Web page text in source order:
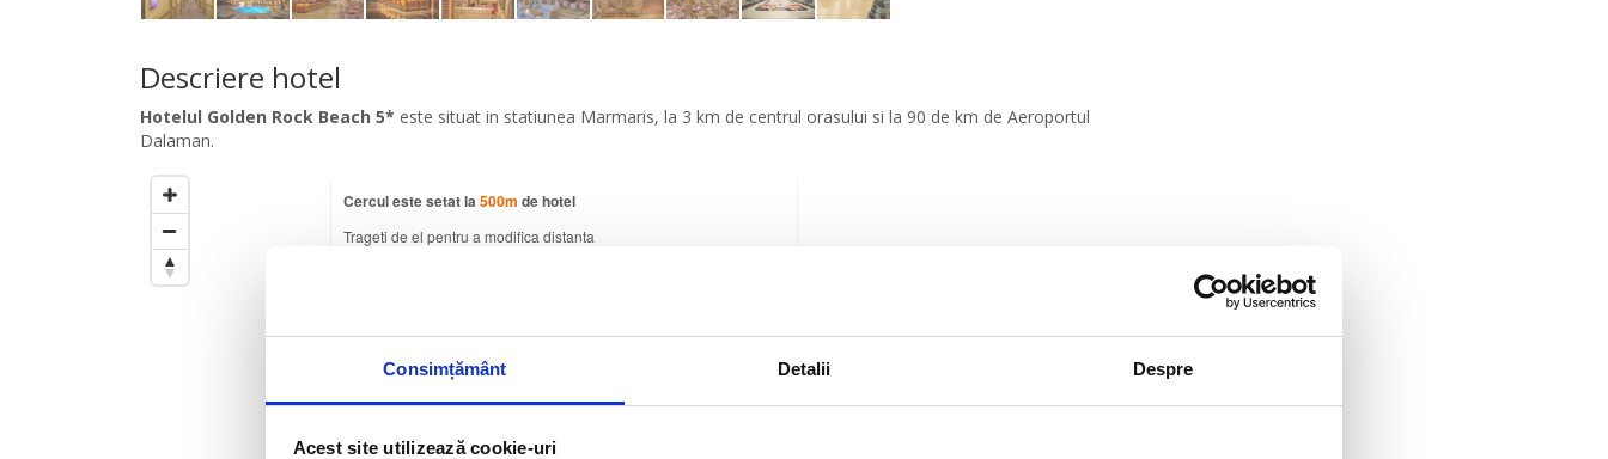
Consimțământ Detalii Despre
Acest site utilizează cookie-uri
Descriere hotel
Hotelul Golden Rock Beach 5* este situat in statiunea Marmaris, la 3 km de centrul orasului si la 90 de km de Aeroportul
Dalaman.
Golden Rock Beach - 5*
5*este situat in statiunea
Cercul este setat la500m de hotel
Trageti de el pentru a modifica distanta